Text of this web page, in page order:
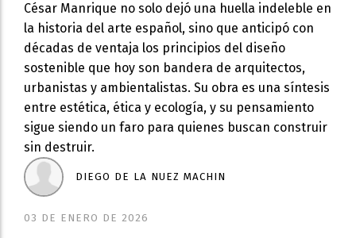
César Manrique no solo dejó una huella indeleble en
la historia del arte español, sino que anticipó con
décadas de ventaja los principios del diseño
sostenible que hoy son bandera de arquitectos,
urbanistas y ambientalistas. Su obra es una síntesis
entre estética, ética y ecología, y su pensamiento
sigue siendo un faro para quienes buscan construir
sin destruir.
03 DE ENERO DE 2026
DIEGO DE LA NUEZ MACHIN